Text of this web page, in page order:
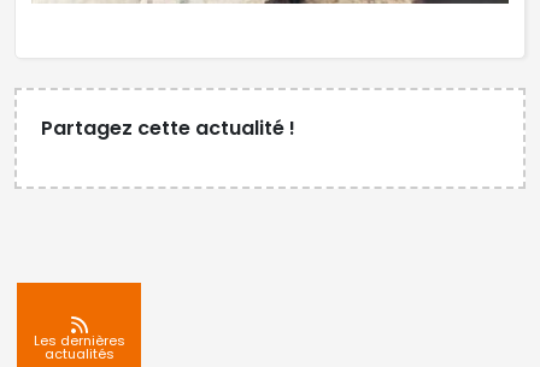
Partagez cette actualité !
Les dernières
actualités